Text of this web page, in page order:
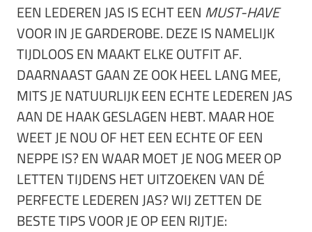
EEN LEDEREN JAS IS ECHT EEN MUST-HAVE
VOOR IN JE GARDEROBE. DEZE IS NAMELIJK
TIJDLOOS EN MAAKT ELKE OUTFIT AF.
DAARNAAST GAAN ZE OOK HEEL LANG MEE,
MITS JE NATUURLIJK EEN ECHTE LEDEREN JAS
AAN DE HAAK GESLAGEN HEBT. MAAR HOE
WEET JE NOU OF HET EEN ECHTE OF EEN
NEPPE IS? EN WAAR MOET JE NOG MEER OP
LETTEN TIJDENS HET UITZOEKEN VAN DÉ
PERFECTE LEDEREN JAS? WIJ ZETTEN DE
BESTE TIPS VOOR JE OP EEN RIJTJE: